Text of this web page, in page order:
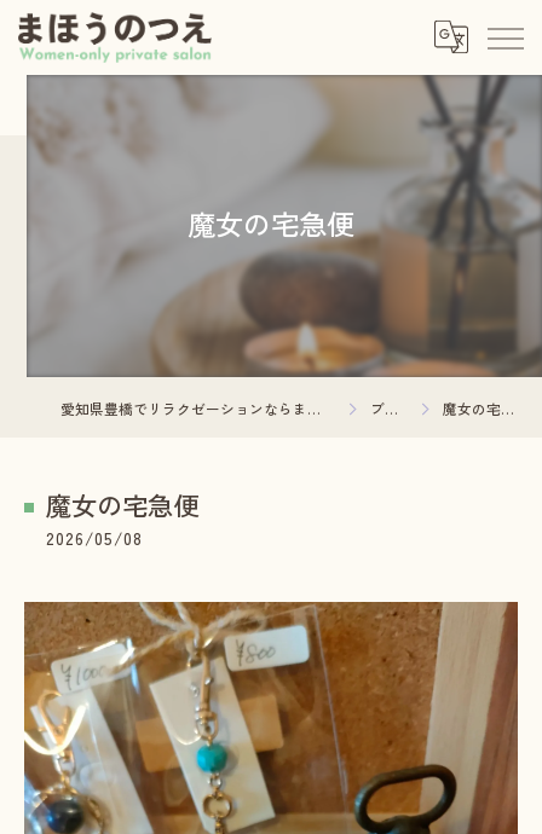
魔女の宅急便
愛知県豊橋でリラクゼーションならまほうのつえ ブログ 魔女の宅急便
魔女の宅急便
2026/05/08